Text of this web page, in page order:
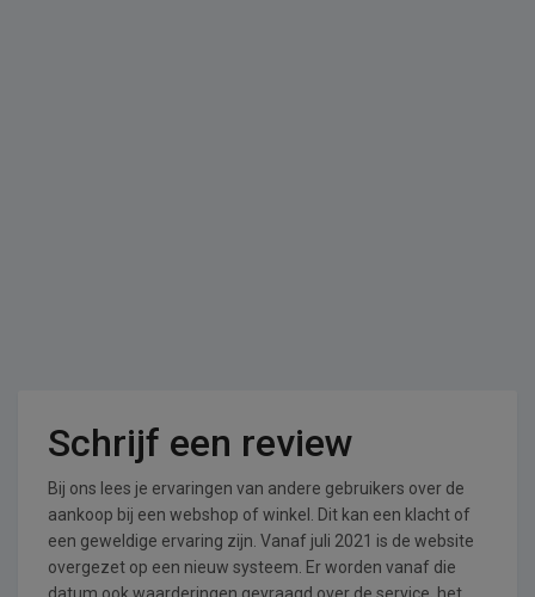
Schrijf een review
Bij ons lees je ervaringen van andere gebruikers over de
aankoop bij een webshop of winkel. Dit kan een klacht of
een geweldige ervaring zijn. Vanaf juli 2021 is de website
overgezet op een nieuw systeem. Er worden vanaf die